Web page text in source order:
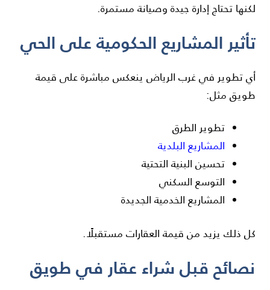
لكنها تحتاج إدارة جيدة وصيانة مستمرة.
تأثير المشاريع الحكومية على الحي
أي تطوير في غرب الرياض ينعكس مباشرة على قيمة
طويق مثل:
تطوير الطرق
المشاريع البلدية
تحسين البنية التحتية
التوسع السكني
المشاريع الخدمية الجديدة
كل ذلك يزيد من قيمة العقارات مستقبلًا.
نصائح قبل شراء عقار في طويق